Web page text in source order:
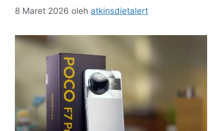
8 Maret 2026 oleh atkinsdietalert